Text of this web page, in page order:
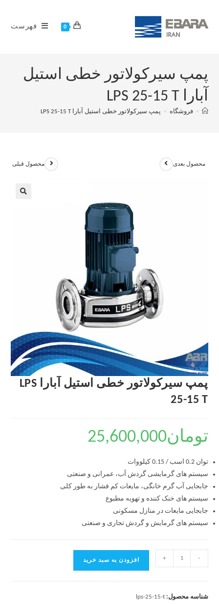
0 فهرست
پمپ سیرکولاتور خطی استیل
آبارا LPS 25-15 T
> فروشگاه > پمپ سیرکولاتور خطی استیل آبارا LPS 25-15 T
محصول قبلی محصول بعدی
پمپ سیرکولاتور خطی استیل آبارا LPS
25-15 T
تومان25,600,000
توان 0.2 اسب / 0.15 کیلووات
سیستم های گرمایشی گردش آب، عمرانی و صنعتی
جابجایی آب گرم خانگی، مایعات کم فشار به طور کلی
سیستم های خنک کننده و تهویه مطبوع
جابجایی مایعات در منازل مسکونی
سیستم های گرمایش و گردش تجاری و صنعتی
-
+ افزودن به سبد خرید
شناسه محصول:lps-25-15-t